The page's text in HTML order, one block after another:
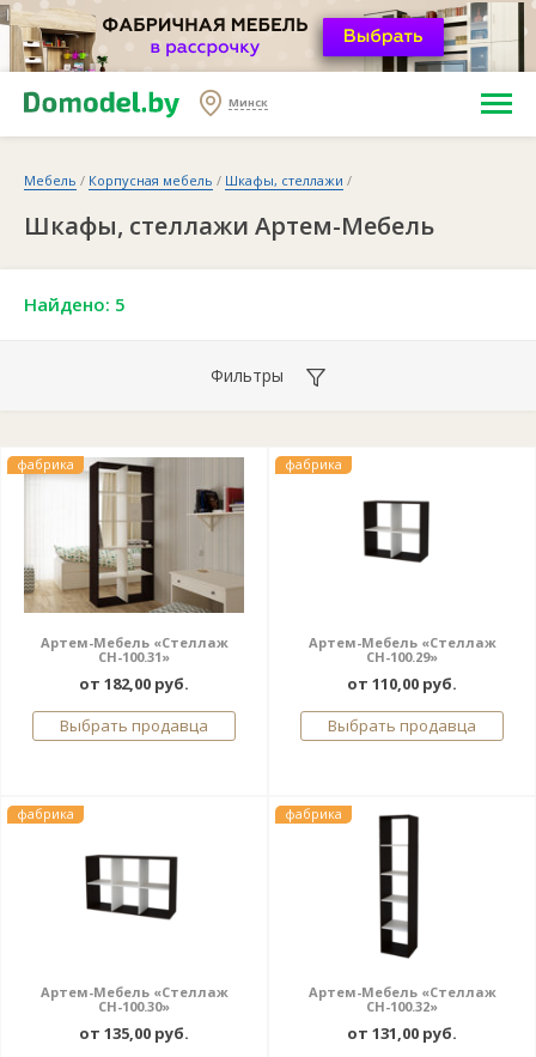
Минск
Мебель / Корпусная мебель / Шкафы, стеллажи /
Шкафы, стеллажи Артем-Мебель
Найдено: 5
Фильтры
фабрика
Артем-Мебель «Стеллаж
СН-100.31»
от 182,00 руб.
Выбрать продавца
фабрика
Артем-Мебель «Стеллаж
СН-100.29»
от 110,00 руб.
Выбрать продавца
фабрика
Артем-Мебель «Стеллаж
СН-100.30»
от 135,00 руб.
фабрика
Артем-Мебель «Стеллаж
СН-100.32»
от 131,00 руб.